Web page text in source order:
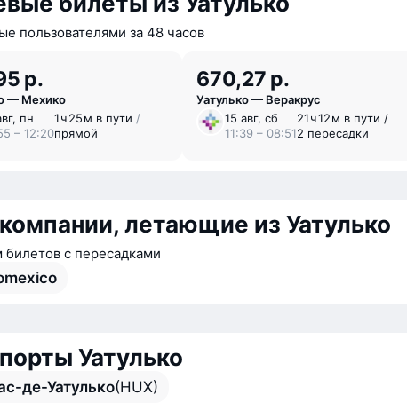
пользователями за 48 часов
р.
— Мехико
пн
– 12:20
1 ⁠ч 25 ⁠м в пути /
прямой
670,27 р.
Уатулько — Веракрус
15 авг, сб
11:39 – 08:51
21 ⁠ч 12 ⁠м в пути /
2 пересадки
летающие из Уатулько
билетов с пересадками
Уатулько
де-Уатулько(HUX)